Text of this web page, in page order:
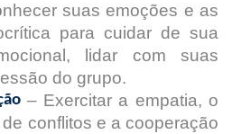
suas emoções e as
para cuidar de sua
lidar com suas
do grupo.
– Exercitar a empatia, o
conflitos e a cooperação